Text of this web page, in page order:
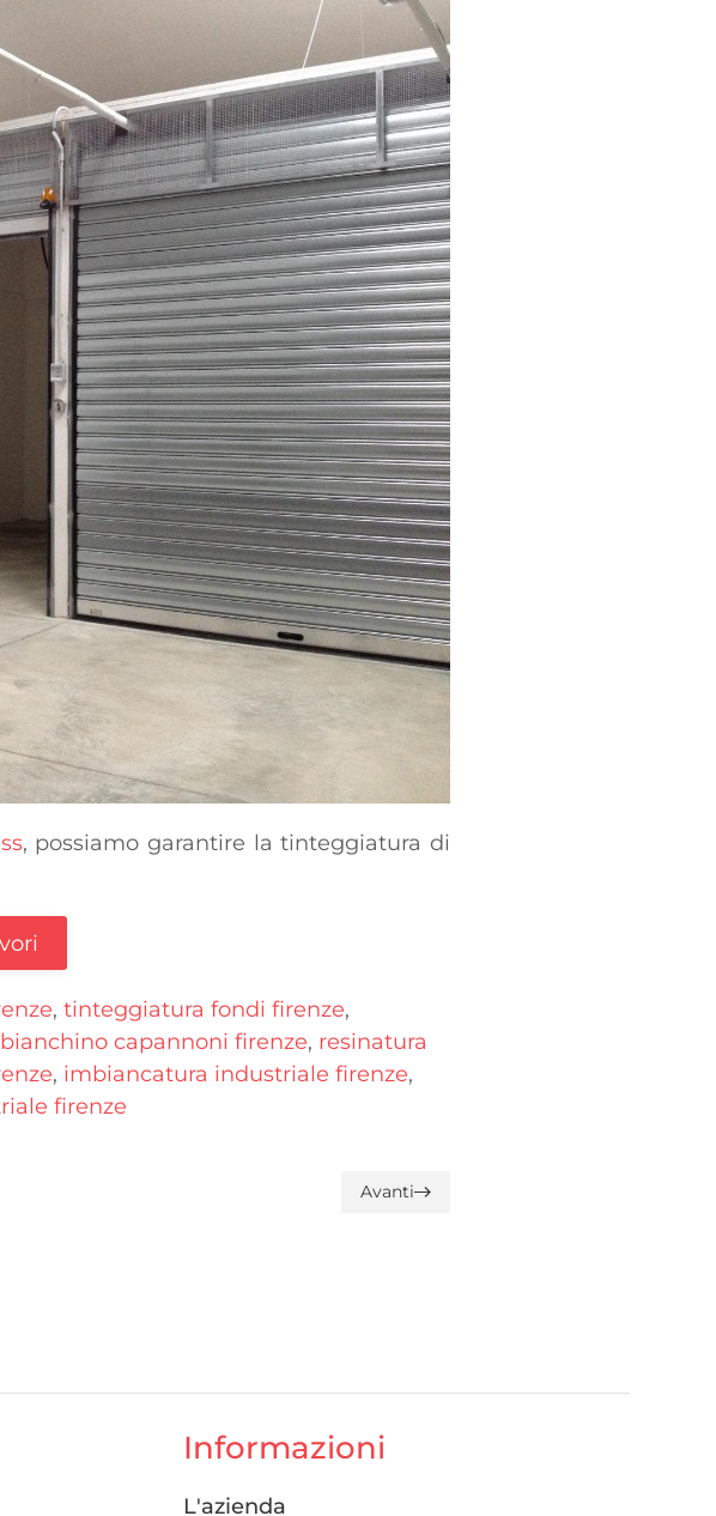
, possiamo garantire la tinteggiatura di
, tinteggiatura fondi firenze,
capannoni firenze, resinatura
, imbiancatura industriale firenze,
firenze
Avanti
Informazioni
L'azienda